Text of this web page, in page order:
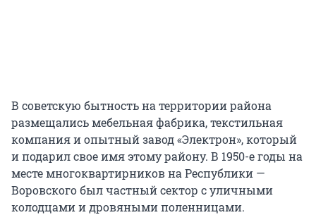
В советскую бытность на территории района
размещались мебельная фабрика, текстильная
компания и опытный завод «Электрон», который
и подарил свое имя этому району. В 1950-е годы на
месте многоквартирников на Республики —
Воровского был частный сектор с уличными
колодцами и дровяными поленницами.